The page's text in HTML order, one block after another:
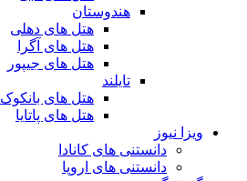
هندوستان
هتل های دهلی
هتل های آگرا
هتل های جیپور
تایلند
هتل های بانکوک
هتل های پاتایا
ویزا نیوز
دانستنی های کانادا
دانستنی های اروپا